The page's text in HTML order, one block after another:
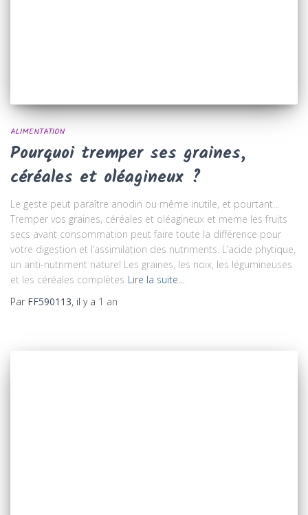
ALIMENTATION
Pourquoi tremper ses graines,
céréales et oléagineux ?
Le geste peut paraître anodin ou même inutile, et pourtant…
Tremper vos graines, céréales et oléagineux et meme les fruits
secs avant consommation peut faire toute la différence pour
votre digestion et l’assimilation des nutriments. L’acide phytique,
un anti-nutriment naturel Les graines, les noix, les légumineuses
et les céréales complètes Lire la suite…
Par FF590113, il y a 1 an